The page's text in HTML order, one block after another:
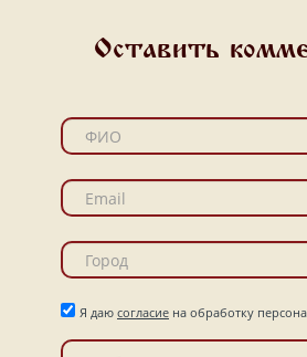
Оставить
Я даю согласие на обработку